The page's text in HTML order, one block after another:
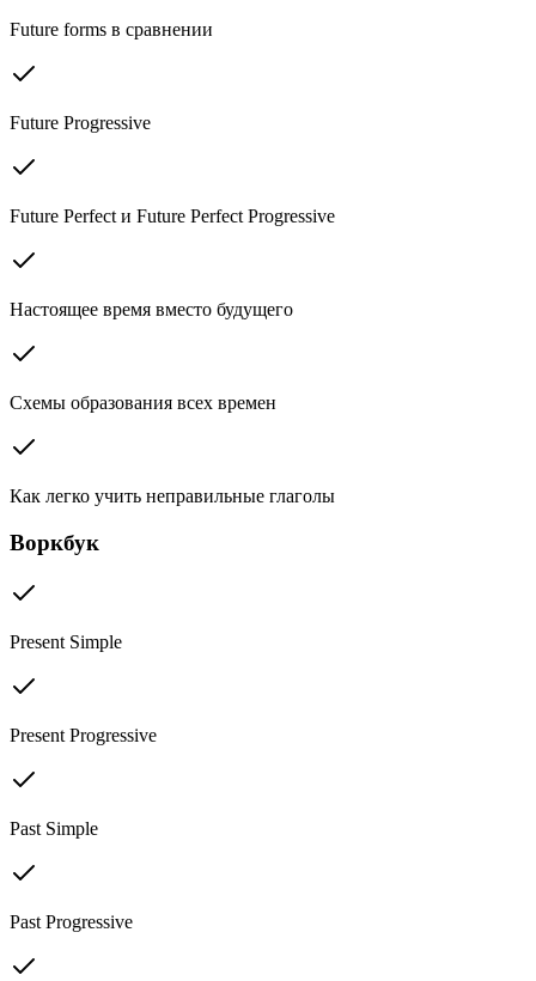
Future forms в сравнении
Future Progressive
Future Perfect и Future Perfect Progressive
Настоящее время вместо будущего
Схемы образования всех времен
Как легко учить неправильные глаголы
Воркбук
Present Simple
Present Progressive
Past Simple
Past Progressive